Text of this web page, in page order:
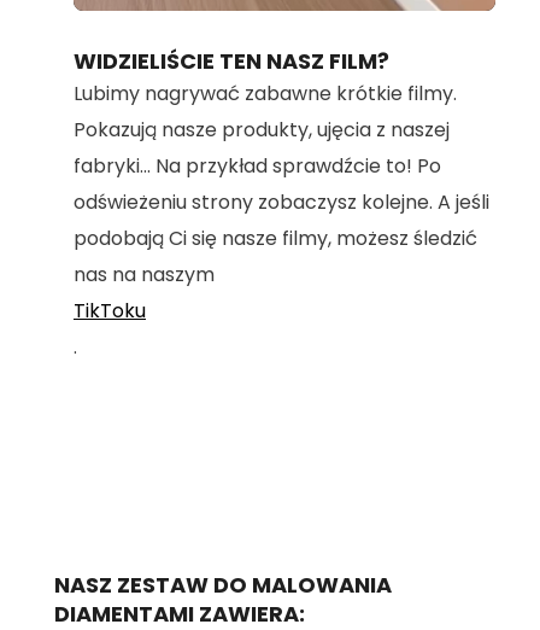
100.00%
WIDZIELIŚCIE TEN NASZ FILM?
Lubimy nagrywać zabawne krótkie filmy.
Pokazują nasze produkty, ujęcia z naszej
fabryki... Na przykład sprawdźcie to! Po
odświeżeniu strony zobaczysz kolejne. A jeśli
podobają Ci się nasze filmy, możesz śledzić
nas na naszym
TikToku
.
NASZ ZESTAW DO MALOWANIA
DIAMENTAMI ZAWIERA: